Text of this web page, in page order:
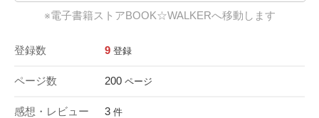
※電子書籍ストアBOOK☆WALKERへ移動します
登録数 9 登録
ページ数 200 ページ
感想・レビュー 3 件